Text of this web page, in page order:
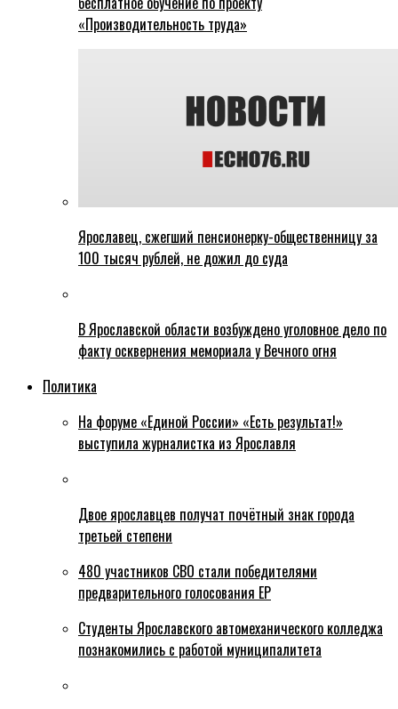
«Производительность труда»
Ярославец, сжегший пенсионерку-общественницу за
100 тысяч рублей, не дожил до суда
В Ярославской области возбуждено уголовное дело по
факту осквернения мемориала у Вечного огня
Политика
На форуме «Единой России» «Есть результат!»
выступила журналистка из Ярославля
Двое ярославцев получат почётный знак города
третьей степени
480 участников СВО стали победителями
предварительного голосования ЕР
Студенты Ярославского автомеханического колледжа
познакомились с работой муниципалитета